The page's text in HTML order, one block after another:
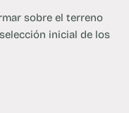
sobre el terreno
inicial de los